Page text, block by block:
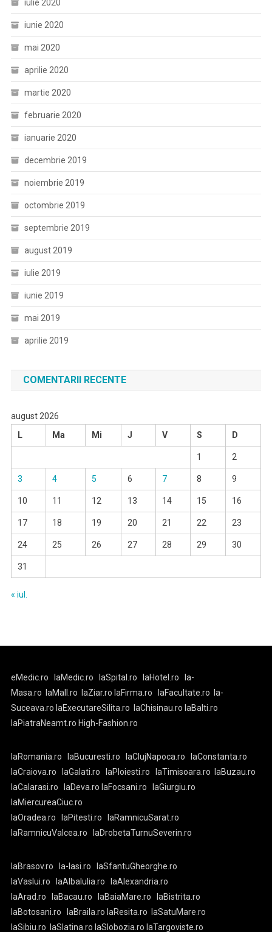
iulie 2020
iunie 2020
mai 2020
aprilie 2020
martie 2020
februarie 2020
ianuarie 2020
decembrie 2019
noiembrie 2019
octombrie 2019
septembrie 2019
august 2019
iulie 2019
iunie 2019
mai 2019
aprilie 2019
COMENTARII RECENTE
august 2026
L
Ma Mi J V S D
1 2
3 4 5 6 7 8 9
10 11 12 13 14 15 16
17 18 19 20 21 22 23
24 25 26 27 28 29 30
31
« iul.
eMedic.ro laMedic.ro laSpital.ro laHotel.ro
la-
Masa.ro
laMall.ro laZiar.ro laFirma.ro laFacultate.ro
la-
Suceava.ro laExecutareSilita.ro laChisinau.ro laBalti.ro
laPiatraNeamt.ro High-Fashion.ro
laRomania.ro laBucuresti.ro laClujNapoca.ro
laConstanta.ro
laCraiova.ro
laGalati.ro laPloiesti.ro laTimisoara.ro
laBuzau.ro
laCalarasi.ro
laDeva.ro laFocsani.ro
laGiurgiu.ro
laMiercureaCiuc.ro
laOradea.ro
laPitesti.ro
laRamnicuSarat.ro
laRamnicuValcea.ro
laDrobetaTurnuSeverin.ro
laBrasov.ro la-Iasi.ro
laSfantuGheorghe.ro
laVaslui.ro
laAlbaIulia.ro
laAlexandria.ro
laArad.ro
laBacau.ro laBaiaMare.ro
laBistrita.ro
laBotosani.ro
laBraila.ro laResita.ro
laSatuMare.ro
laSibiu.ro
laSlatina.ro laSlobozia.ro laTargoviste.ro